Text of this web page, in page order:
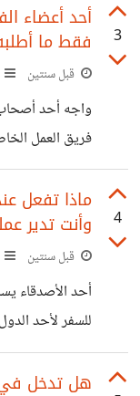
محتوى السوشال,
أصحاب المصلحة
عمل)
3
أحد أعضاء
فقط ما
قبل سنتين
واجه أحد
فريق العمل
الفريق ولكنه
يطلب منه
بالعمل ولا
يكترث أحياناً
ستتصرف ؟
4
ماذا تفعل
وأنت تدير
قبل سنتين
أحد الأصدقاء
للسفر لأحد
شركته الخاصة
أحد المشرفين
هل تدخل